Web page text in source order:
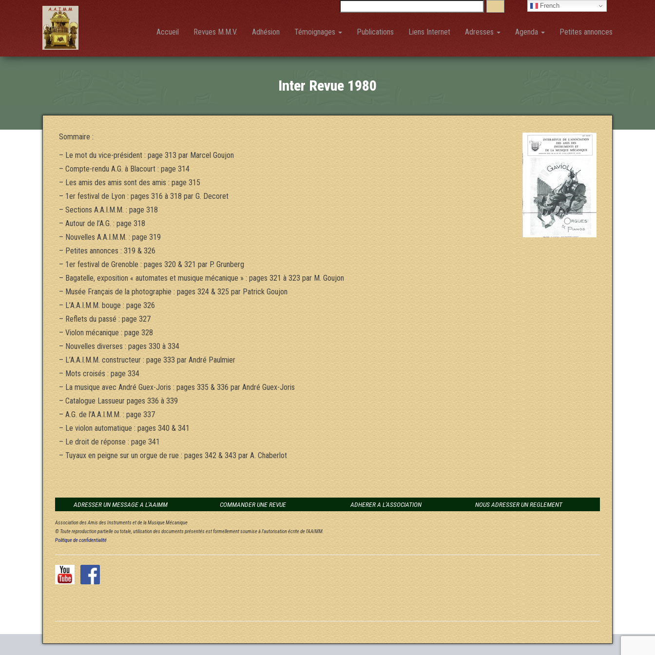
AAIMM
Association
des
Instruments
et de la
Musique
Mécanique
French
Accueil Revues M.M.V. Adhésion Témoignages Publications Liens Internet Adresses Agenda Petites annonces
Inter Revue 1980
Sommaire :
– Le mot du vice-président : page 313 par Marcel Goujon
– Compte-rendu A.G. à Blacourt : page 314
– Les amis des amis sont des amis : page 315
– 1er festival de Lyon : pages 316 à 318 par G. Decoret
– Sections A.A.I.M.M. : page 318
– Autour de l’A.G. : page 318
– Nouvelles A.A.I.M.M. : page 319
– Petites annonces : 319 & 326
– 1er festival de Grenoble : pages 320 & 321 par P. Grunberg
– Bagatelle, exposition « automates et musique mécanique » : pages 321 à 323 par M. Goujon
– Musée Français de la photographie : pages 324 & 325 par Patrick Goujon
– L’A.A.I.M.M. bouge : page 326
– Reflets du passé : page 327
– Violon mécanique : page 328
– Nouvelles diverses : pages 330 à 334
– L’A.A.I.M.M. constructeur : page 333 par André Paulmier
– Mots croisés : page 334
– La musique avec André Guex-Joris : pages 335 & 336 par André Guex-Joris
– Catalogue Lassueur pages 336 à 339
– A.G. de l’A.A.I.M.M. : page 337
– Le violon automatique : pages 340 & 341
– Le droit de réponse : page 341
– Tuyaux en peigne sur un orgue de rue : pages 342 & 343 par A. Chaberlot
ADRESSER UN MESSAGE A L'AAIMM COMMANDER UNE REVUE ADHERER A L'ASSOCIATION NOUS ADRESSER UN REGLEMENT
Association des Amis des Instruments et de la Musique Mécanique
© Toute reproduction partielle ou totale, utilisation des documents présentés est formellement soumise à l'autorisation écrite de l'AAIMM.
Politique de confidentialité